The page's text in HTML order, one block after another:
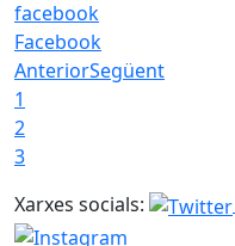
Facebook
AnteriorSegüent
1
2
3
Xarxes socials: